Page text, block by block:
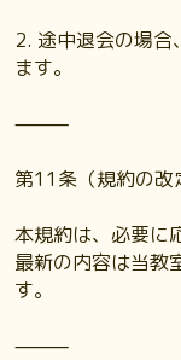
2. 途中退会の場合
ます。
⸻
第11条（規約の改
本規約は、必要に
最新の内容は当教
す。
⸻